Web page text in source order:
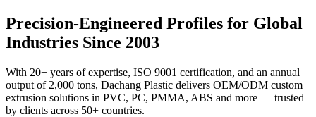
Precision-Engineered Profiles for Global
Industries Since 2003
With 20+ years of expertise, ISO 9001 certification, and an annual
output of 2,000 tons, Dachang Plastic delivers OEM/ODM custom
extrusion solutions in PVC, PC, PMMA, ABS and more — trusted
by clients across 50+ countries.